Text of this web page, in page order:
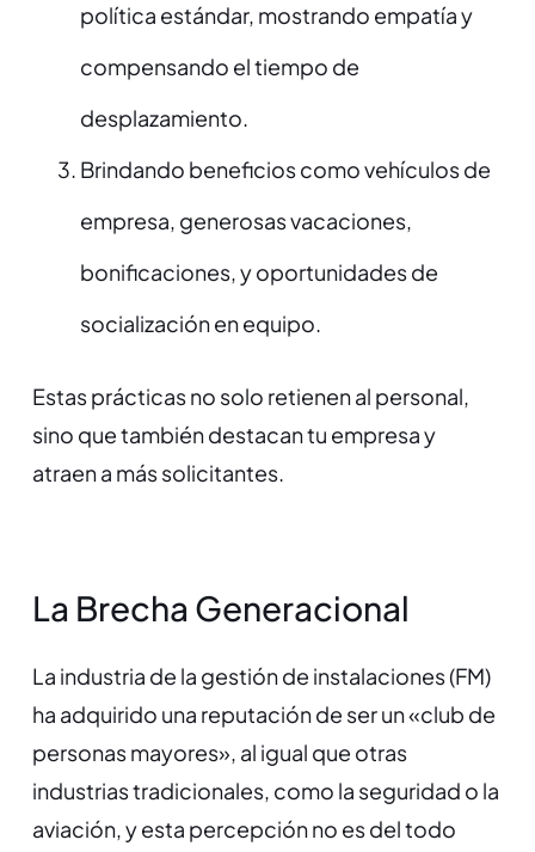
política estándar, mostrando empatía y
compensando el tiempo de
desplazamiento.
Brindando beneficios como vehículos de
empresa, generosas vacaciones,
bonificaciones, y oportunidades de
socialización en equipo.
Estas prácticas no solo retienen al personal,
sino que también destacan tu empresa y
atraen a más solicitantes.
La Brecha Generacional
La industria de la gestión de instalaciones (FM)
ha adquirido una reputación de ser un «club de
personas mayores», al igual que otras
industrias tradicionales, como la seguridad o la
aviación, y esta percepción no es del todo